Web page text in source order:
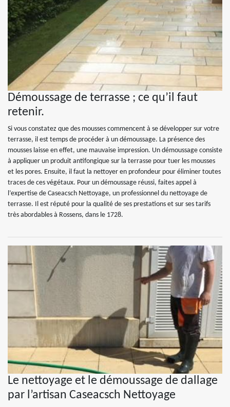
Démoussage de terrasse ; ce qu’il faut
retenir.
Si vous constatez que des mousses commencent à se développer sur votre
terrasse, il est temps de procéder à un démoussage. La présence des
mousses laisse en effet, une mauvaise impression. Un démoussage consiste
à appliquer un produit antifongique sur la terrasse pour tuer les mousses
et les pores. Ensuite, il faut la nettoyer en profondeur pour éliminer toutes
traces de ces végétaux. Pour un démoussage réussi, faites appel à
l’expertise de Caseacsch Nettoyage, un professionnel du nettoyage de
terrasse. Il est réputé pour la qualité de ses prestations et sur ses tarifs
très abordables à Rossens, dans le 1728.
Le nettoyage et le démoussage de dallage
par l’artisan Caseacsch Nettoyage